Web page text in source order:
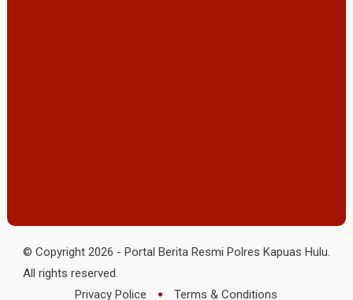
© Copyright 2026 - Portal Berita Resmi Polres Kapuas Hulu.
All rights reserved.
Privacy Police
Terms & Conditions